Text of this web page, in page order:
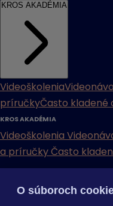
KROS AKADÉMIA
Videoškolenia
príručkyČasto kladené
KROS AKADÉMIA
Videoškolenia
a príručkyČasto
O súboroch